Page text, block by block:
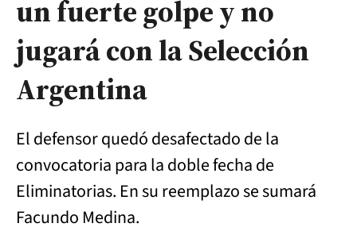
un fuerte golpe y no
jugará con la Selección
Argentina
El defensor quedó desafectado de la
convocatoria para la doble fecha de
Eliminatorias. En su reemplazo se sumará
Facundo Medina.